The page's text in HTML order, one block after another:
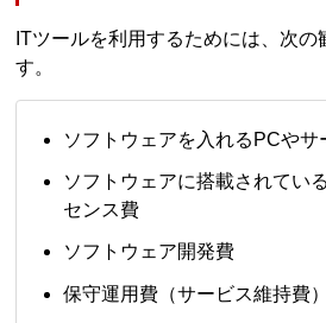
ITツールを利用するためには、次の
す。
ソフトウェアを入れるPCやサ
ソフトウェアに搭載されてい
センス費
ソフトウェア開発費
保守運用費（サービス維持費）